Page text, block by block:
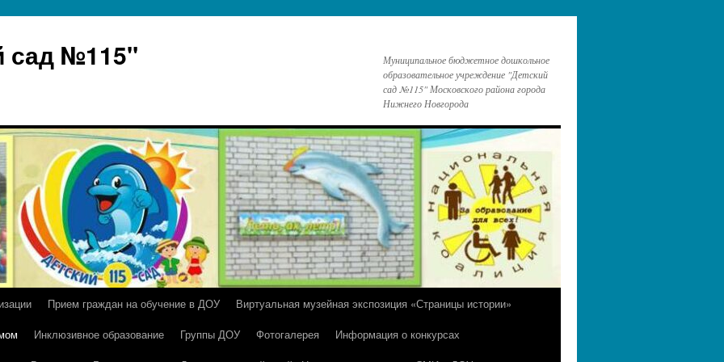
сад №115"
Муниципальное бюджетное дошкольное
образовательное учреждение "Детский
сад №115" Московского района города
Нижнего Новгорода
Прием граждан на обучение в ДОУ
Виртуальная музейная экспозиция «Страницы истории»
Инклюзивное образование Группы ДОУ Фотогалерея
Информация о конкурсах